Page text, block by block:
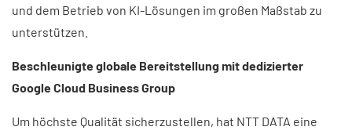
und dem Betrieb von KI-Lösungen im großen Maßstab zu
unterstützen.
Beschleunigte globale Bereitstellung mit dedizierter
Google Cloud Business Group​
Um höchste Qualität sicherzustellen, hat NTT DATA eine